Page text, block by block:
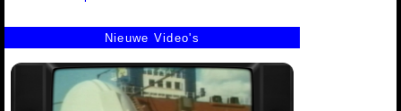
Nieuwe Video's